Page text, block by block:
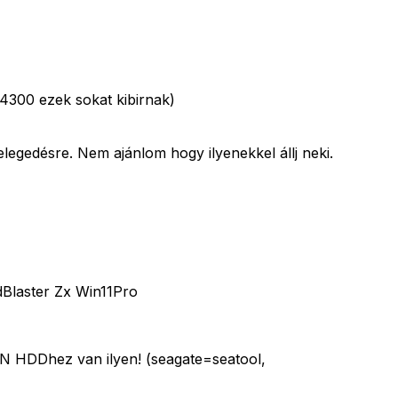
ezek sokat kibirnak)
Nem ajánlom hogy ilyenekkel állj neki.
Zx Win11Pro
HDDhez van ilyen! (seagate=seatool,